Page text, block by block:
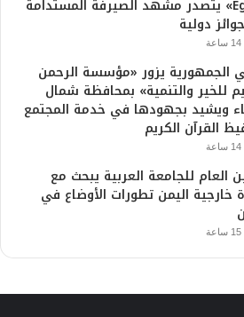
Egypt» يتصدر مشهد الصيرفة المستدامة
الجمهورية يزور «مؤسسة الرحمن
للخير والتنمية» بمحافظة شمال
ويشيد بجهودها في خدمة المجتمع
القرآن الكريم
العام للجامعة العربية يبحث مع
خارجية اليمن تطورات الأوضاع في